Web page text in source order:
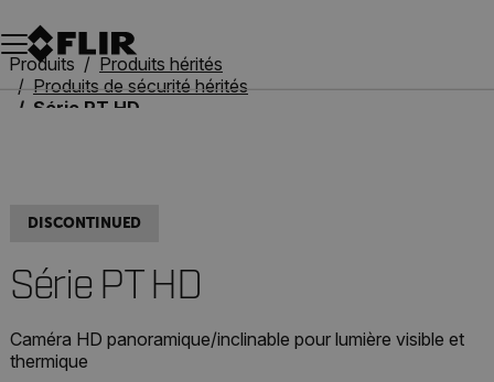
Unread messages
Modèle
Supprimer
articles
article
Ajouter au panier
Ajouté au panier
Produits
Produits hérités
Produits de sécurité hérités
Série PT HD
DISCONTINUED
Série PT HD
Caméra HD panoramique/inclinable pour lumière visible et
thermique